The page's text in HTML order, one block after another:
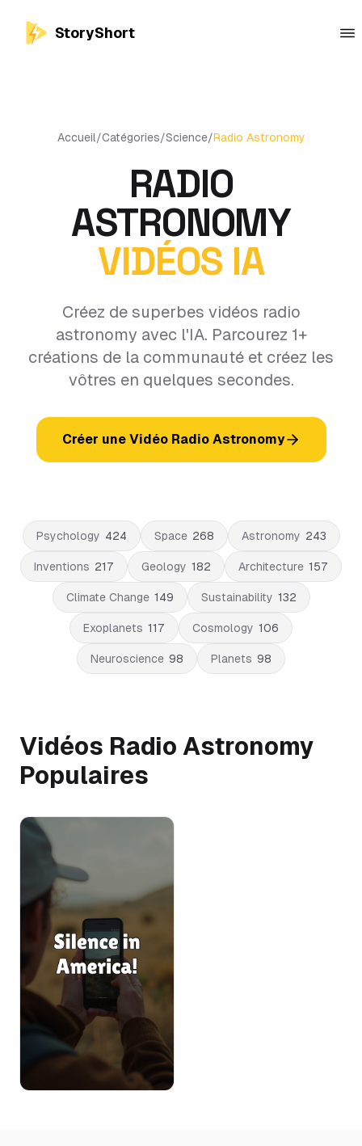
StoryShort
Accueil/Catégories/Science/Radio Astronomy
RADIO
ASTRONOMY
VIDÉOS IA
Créez de superbes vidéos radio
astronomy avec l'IA. Parcourez 1+
créations de la communauté et créez les
vôtres en quelques secondes.
Créer une Vidéo Radio Astronomy
Psychology 424 Space 268 Astronomy 243
Inventions 217 Geology 182 Architecture 157
Climate Change 149 Sustainability 132
Exoplanets 117 Cosmology 106
Neuroscience 98 Planets 98
Vidéos Radio Astronomy
Populaires